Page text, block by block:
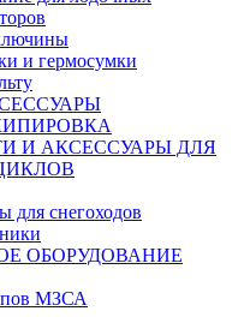
и гермосумки
И АКСЕССУАРЫ ДЛЯ
для снегоходов
ОБОРУДОВАНИЕ
МЗСА